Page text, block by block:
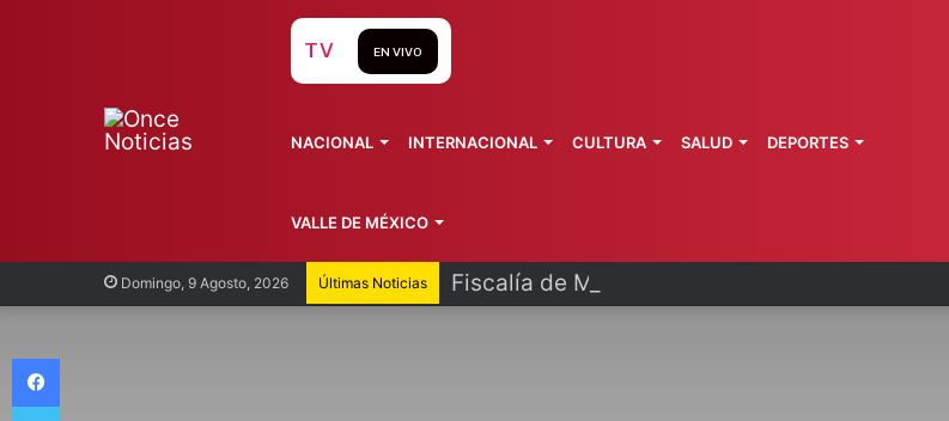
Domingo, 9 Agosto, 2026 Últimas Noticias Fiscalía de Morelos investiga explosión de pipa
TV EN VIVO
NACIONAL INTERNACIONAL CULTURA SALUD DEPORTES
VALLE DE MÉXICO